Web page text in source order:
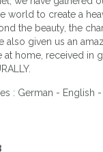
world to create a
the beauty, the
also given us an
at home, received in
: German - English